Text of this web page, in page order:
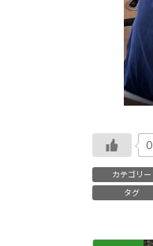
0
カテゴリー
タグ